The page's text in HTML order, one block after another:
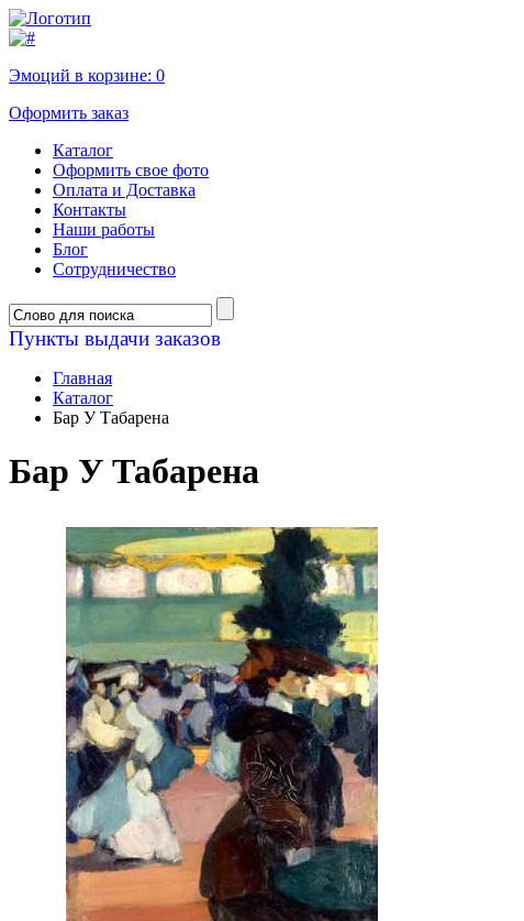
Эмоций в корзине: 0
Оформить заказ
Каталог
Оформить свое фото
Оплата и Доставка
Контакты
Наши работы
Блог
Сотрудничество
Пункты выдачи заказов
Главная
Каталог
Бар У Табарена
Бар У Табарена